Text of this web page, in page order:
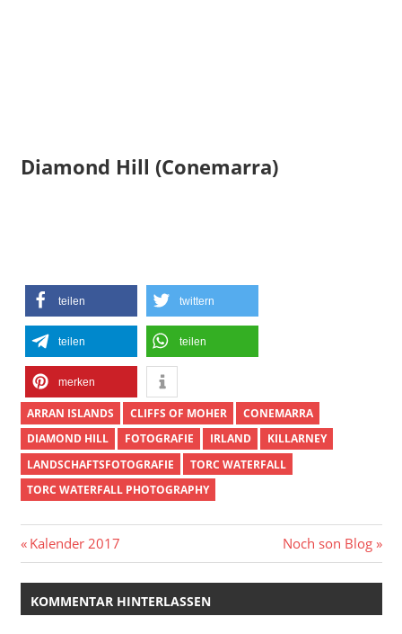
Diamond Hill (Conemarra)
teilen twittern
teilen teilen
merken
ARRAN ISLANDS CLIFFS OF MOHER
CONEMARRA
DIAMOND HILL
FOTOGRAFIE IRLAND
KILLARNEY
LANDSCHAFTSFOTOGRAFIE
TORC WATERFALL
TORC WATERFALL PHOTOGRAPHY
Beitragsnavigation
Vorheriger
Beitrag:
Kalender 2017
Nächster
Beitrag:
Noch son Blog
KOMMENTAR HINTERLASSEN